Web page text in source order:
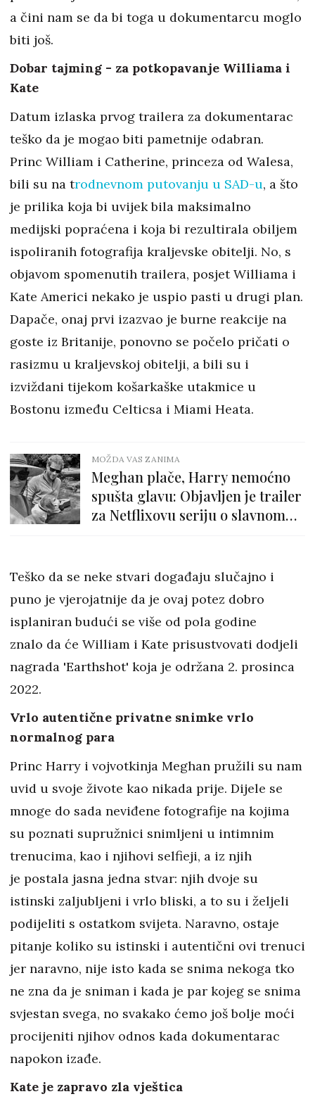
a čini nam se da bi toga u dokumentarcu moglo
biti još.
Dobar tajming - za potkopavanje Williama i
Kate
Datum izlaska prvog trailera za dokumentarac
teško da je mogao biti pametnije odabran.
Princ William i Catherine, princeza od Walesa,
bili su na trodnevnom putovanju u SAD-u, a što
je prilika koja bi uvijek bila maksimalno
medijski popraćena i koja bi rezultirala obiljem
ispoliranih fotografija kraljevske obitelji. No, s
objavom spomenutih trailera, posjet Williama i
Kate Americi nekako je uspio pasti u drugi plan.
Dapače, onaj prvi izazvao je burne reakcije na
goste iz Britanije, ponovno se počelo pričati o
rasizmu u kraljevskoj obitelji, a bili su i
izviždani tijekom košarkaške utakmice u
Bostonu između Celticsa i Miami Heata.
MOŽDA VAS ZANIMA
Meghan plače, Harry nemoćno
spušta glavu: Objavljen je trailer
za Netflixovu seriju o slavnom
Teško da se neke stvari događaju slučajno i
puno je vjerojatnije da je ovaj potez dobro
isplaniran budući se više od pola godine
znalo da će William i Kate prisustvovati dodjeli
nagrada 'Earthshot' koja je održana 2. prosinca
2022.
Vrlo autentične privatne snimke vrlo
normalnog para
Princ Harry i vojvotkinja Meghan pružili su nam
uvid u svoje živote kao nikada prije. Dijele se
mnoge do sada neviđene fotografije na kojima
su poznati supružnici snimljeni u intimnim
trenucima, kao i njihovi selfieji, a iz njih
je postala jasna jedna stvar: njih dvoje su
istinski zaljubljeni i vrlo bliski, a to su i željeli
podijeliti s ostatkom svijeta. Naravno, ostaje
pitanje koliko su istinski i autentični ovi trenuci
jer naravno, nije isto kada se snima nekoga tko
ne zna da je sniman i kada je par kojeg se snima
svjestan svega, no svakako ćemo još bolje moći
procijeniti njihov odnos kada dokumentarac
napokon izađe.
Kate je zapravo zla vještica